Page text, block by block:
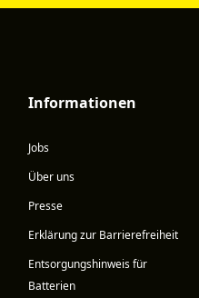
Informationen
Jobs
Über uns
Presse
Erklärung zur Barrierefreiheit
Entsorgungshinweis für
Batterien